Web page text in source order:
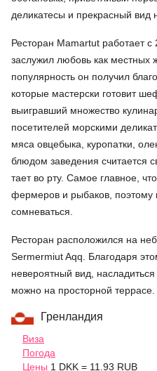
деликатесы и прекрасный вид
Ресторан Mamartut работает
заслужил любовь как местных
популярность он получил
которые мастерски готовит
выигравший множество
посетителей морскими
мяса овцебыка, куропатки,
блюдом заведения считается
тает во рту. Самое главное,
фермеров и рыбаков, поэтому
сомневаться.
Ресторан расположился на
Sermermiut Aqq. Благодаря
невероятный вид,
можно на просторной террасе.
Гренландия
Виза
Погода
Цены 1 DKK = 11.93 RUB